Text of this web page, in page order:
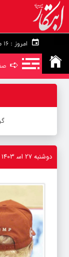
امروز :
➪
دوشنبه 27 اس‍ 1403 | صفحه ۱